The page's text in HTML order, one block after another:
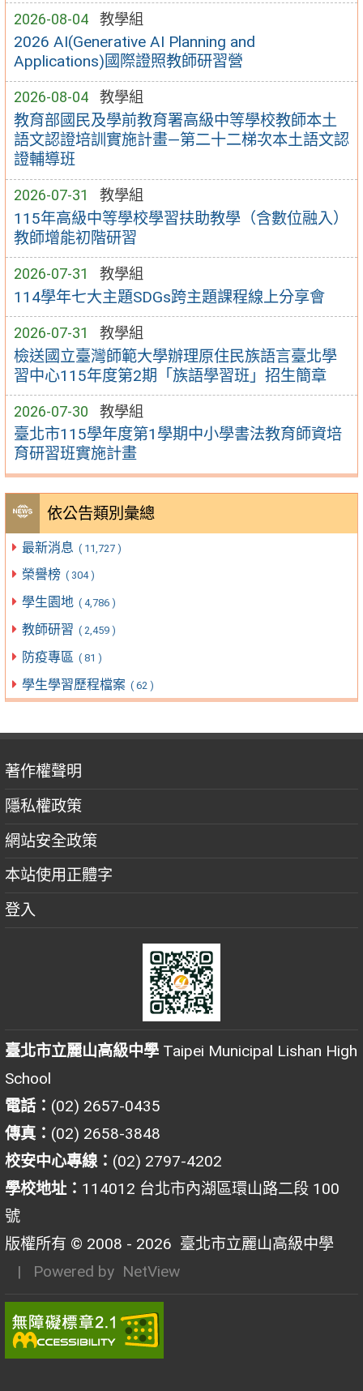
2026-08-04 教學組
2026 AI(Generative AI Planning and
Applications)國際證照教師研習營
2026-08-04 教學組
教育部國民及學前教育署高級中等學校教師本土
語文認證培訓實施計畫—第二十二梯次本土語文認
證輔導班
2026-07-31 教學組
115年高級中等學校學習扶助教學（含數位融入）
教師增能初階研習
2026-07-31 教學組
114學年七大主題SDGs跨主題課程線上分享會
2026-07-31 教學組
檢送國立臺灣師範大學辦理原住民族語言臺北學
習中心115年度第2期「族語學習班」招生簡章
2026-07-30 教學組
臺北市115學年度第1學期中小學書法教育師資培
育研習班實施計畫
依公告類別彙總
最新消息 ( 11,727 )
榮譽榜 ( 304 )
學生園地 ( 4,786 )
教師研習 ( 2,459 )
防疫專區 ( 81 )
學生學習歷程檔案 ( 62 )
著作權聲明
隱私權政策
網站安全政策
本站使用正體字
登入
臺北市立麗山高級中學 Taipei Municipal Lishan High
School
電話： (02) 2657-0435
傳真： (02) 2658-3848
校安中心專線： (02) 2797-4202
學校地址： 114012 台北市內湖區環山路二段 100
號
版權所有 © 2008 - 2026 臺北市立麗山高級中學
| Powered by NetView